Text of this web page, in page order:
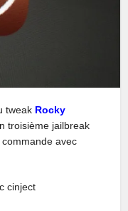
tweak Rocky
troisième jailbreak
avec